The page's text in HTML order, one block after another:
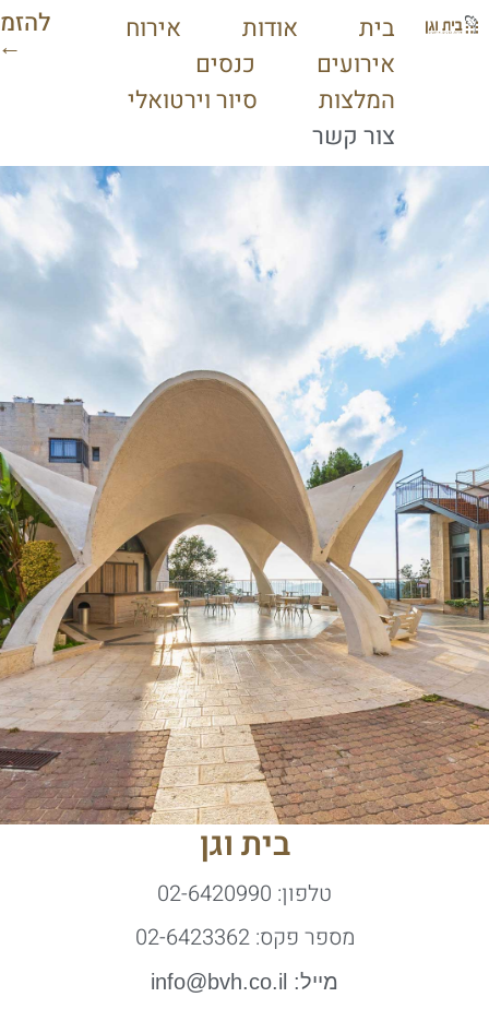
בית אודות
אירוח
אירועים
כנסים
המלצות
סיור וירטואלי
צור קשר
להזמנות
בית וגן
טלפון: 02-6420990
מספר פקס: 02-6423362
מייל: info@bvh.co.il